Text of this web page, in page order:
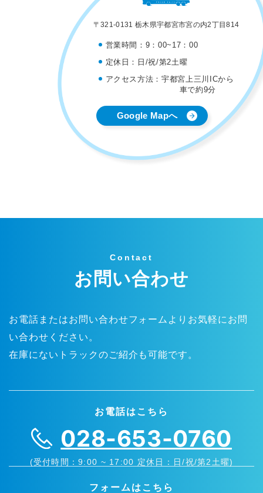
〒321-0131 栃木県宇都宮市宮の内2丁目814
営業時間： 9：00~17：00
定休日： 日/祝/第2土曜
アクセス方法：宇都宮上三川ICから
車で約9分
Google Mapへ
Contact
お問い合わせ
お電話またはお問い合わせフォームよりお気軽にお問
い合わせください。
在庫にないトラックのご紹介も可能です。
お電話はこちら
028-653-0760
(受付時間：9:00 ~ 17:00 定休日：日/祝/第2土曜)
フォームはこちら